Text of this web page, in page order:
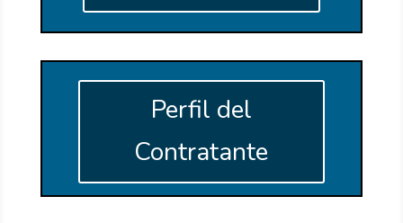
Perfil del
Contratante